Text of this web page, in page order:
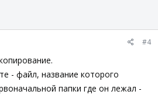
#4
- файл, название которого
папки где он лежал -